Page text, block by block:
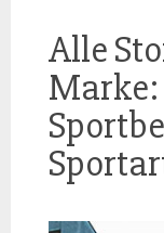
Alle
Marke: